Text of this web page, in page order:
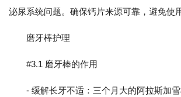
泌尿系统问题。确保钙片来源可靠，避免使
磨牙棒护理
#3.1 磨牙棒的作用
- 缓解长牙不适：三个月大的阿拉斯加